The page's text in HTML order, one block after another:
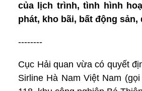
của lịch trình, tình hình
phát, kho bãi, bất động
--------
Cục Hải quan vừa có quyết
Sirline Hà Nam Việt Nam